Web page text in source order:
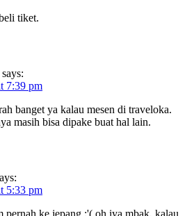
tiket.
says:
7:39 pm
banget ya kalau mesen di traveloka.
masih bisa dipake buat hal lain.
5:33 pm
pernah ke jepang :'( oh iya mbak, kalau